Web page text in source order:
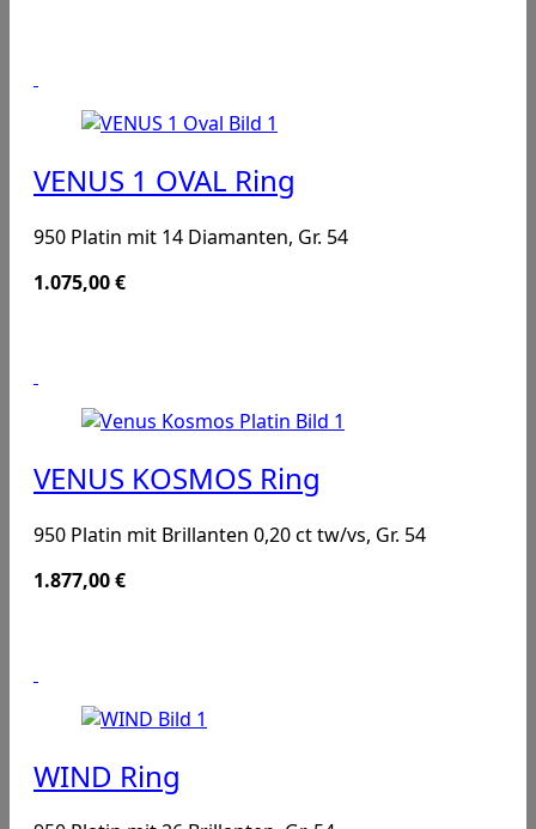
VENUS 1 OVAL Ring
950 Platin mit 14 Diamanten, Gr. 54
1.075,00€
VENUS KOSMOS Ring
950 Platin mit Brillanten 0,20 ct tw/vs, Gr. 54
1.877,00€
WIND Ring